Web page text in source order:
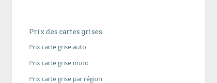
Prix des cartes grises
Prix carte grise auto
Prix carte grise moto
Prix carte grise par région